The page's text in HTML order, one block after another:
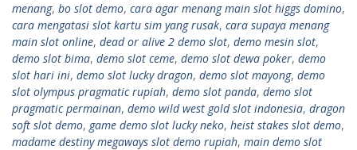
menang, bo slot demo, cara agar menang main slot higgs domino,
cara mengatasi slot kartu sim yang rusak, cara supaya menang
main slot online, dead or alive 2 demo slot, demo mesin slot,
demo slot bima, demo slot ceme, demo slot dewa poker, demo
slot hari ini, demo slot lucky dragon, demo slot mayong, demo
slot olympus pragmatic rupiah, demo slot panda, demo slot
pragmatic permainan, demo wild west gold slot indonesia, dragon
soft slot demo, game demo slot lucky neko, heist stakes slot demo,
madame destiny megaways slot demo rupiah, main demo slot